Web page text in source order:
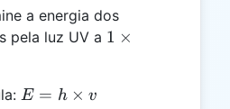
10^{-19}}
= 2.07 \,
a energia dos
pela luz UV a 1 \times
1 ×
E = h
E = h × v